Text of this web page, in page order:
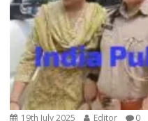
19th July 2025 Editor 0